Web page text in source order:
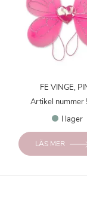
FE VINGE,
Artikel nummer
I lager
LÄS MER